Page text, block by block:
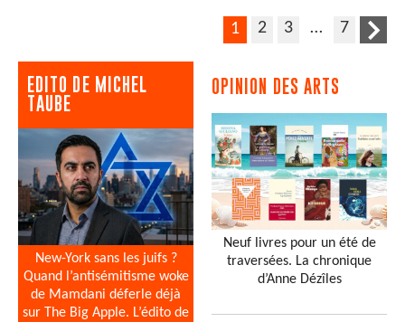
1 2 3 … 7
EDITO DE MICHEL
TAUBE
New-York sans les juifs ?
Quand l’antisémitisme woke
de Mamdani déferle déjà
sur The Big Apple. L’édito de
OPINION DES ARTS
Neuf livres pour un été de
traversées. La chronique
d’Anne Dézîles